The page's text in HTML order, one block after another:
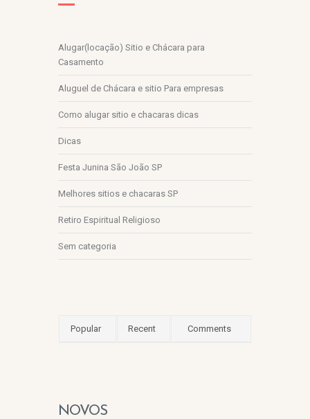
Alugar(locação) Sitio e Chácara para
Casamento
Aluguel de Chácara e sitio Para empresas
Como alugar sitio e chacaras dicas
Dicas
Festa Junina São João SP
Melhores sitios e chacaras SP
Retiro Espiritual Religioso
Sem categoria
Popular Recent Comments
NOVOS